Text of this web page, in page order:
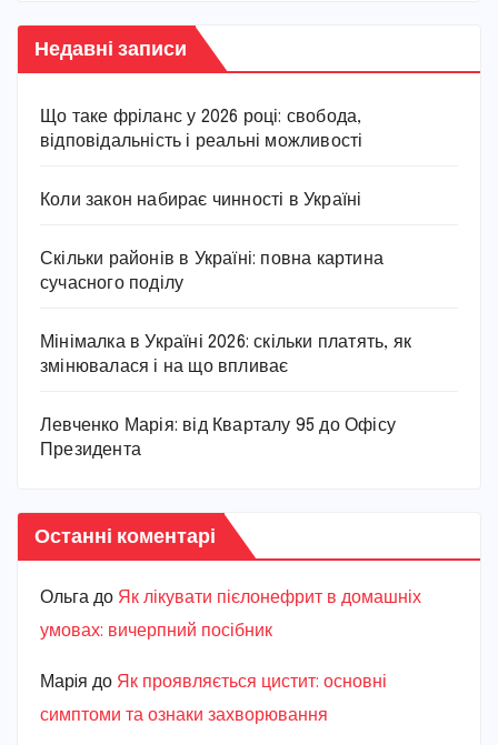
Недавні записи
Що таке фріланс у 2026 році: свобода,
відповідальність і реальні можливості
Коли закон набирає чинності в Україні
Скільки районів в Україні: повна картина
сучасного поділу
Мінімалка в Україні 2026: скільки платять, як
змінювалася і на що впливає
Левченко Марія: від Кварталу 95 до Офісу
Президента
Останні коментарі
Ольга до Як лікувати пієлонефрит в домашніх
умовах: вичерпний посібник
Марiя до Як проявляється цистит: основні
симптоми та ознаки захворювання